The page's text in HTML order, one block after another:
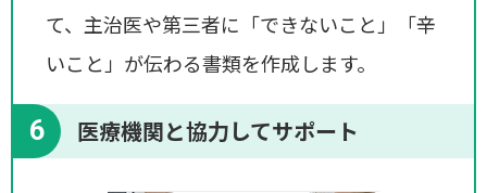
て、主治医や第三者に「できないこと」「辛
いこと」が伝わる書類を作成します。
6 医療機関と協力してサポート